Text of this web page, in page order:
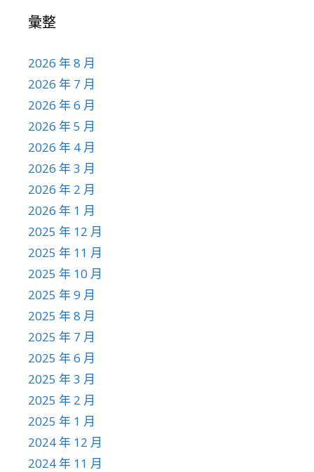
彙整
2026 年 8 月
2026 年 7 月
2026 年 6 月
2026 年 5 月
2026 年 4 月
2026 年 3 月
2026 年 2 月
2026 年 1 月
2025 年 12 月
2025 年 11 月
2025 年 10 月
2025 年 9 月
2025 年 8 月
2025 年 7 月
2025 年 6 月
2025 年 3 月
2025 年 2 月
2025 年 1 月
2024 年 12 月
2024 年 11 月